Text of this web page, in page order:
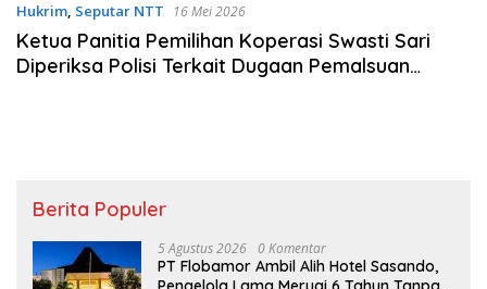
Hukrim, Seputar NTT 16 Mei 2026
Ketua Panitia Pemilihan Koperasi Swasti Sari
Diperiksa Polisi Terkait Dugaan Pemalsuan
Berita Populer
5 Agustus 2026 0 Komentar
PT Flobamor Ambil Alih Hotel Sasando,